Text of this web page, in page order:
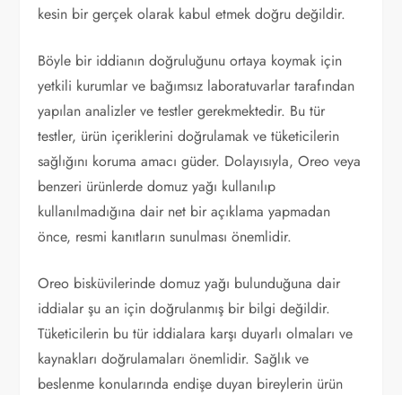
kesin bir gerçek olarak kabul etmek doğru değildir.
Böyle bir iddianın doğruluğunu ortaya koymak için
yetkili kurumlar ve bağımsız laboratuvarlar tarafından
yapılan analizler ve testler gerekmektedir. Bu tür
testler, ürün içeriklerini doğrulamak ve tüketicilerin
sağlığını koruma amacı güder. Dolayısıyla, Oreo veya
benzeri ürünlerde domuz yağı kullanılıp
kullanılmadığına dair net bir açıklama yapmadan
önce, resmi kanıtların sunulması önemlidir.
Oreo bisküvilerinde domuz yağı bulunduğuna dair
iddialar şu an için doğrulanmış bir bilgi değildir.
Tüketicilerin bu tür iddialara karşı duyarlı olmaları ve
kaynakları doğrulamaları önemlidir. Sağlık ve
beslenme konularında endişe duyan bireylerin ürün